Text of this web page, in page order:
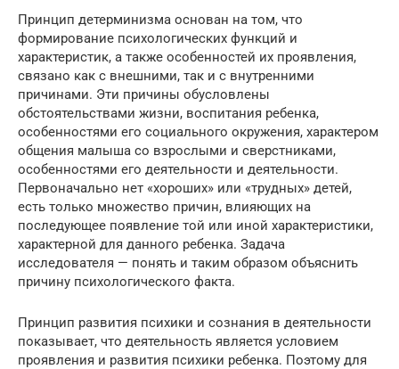
Принцип детерминизма основан на том, что
формирование психологических функций и
характеристик, а также особенностей их проявления,
связано как с внешними, так и с внутренними
причинами. Эти причины обусловлены
обстоятельствами жизни, воспитания ребенка,
особенностями его социального окружения, характером
общения малыша со взрослыми и сверстниками,
особенностями его деятельности и деятельности.
Первоначально нет «хороших» или «трудных» детей,
есть только множество причин, влияющих на
последующее появление той или иной характеристики,
характерной для данного ребенка. Задача
исследователя — понять и таким образом объяснить
причину психологического факта.
Принцип развития психики и сознания в деятельности
показывает, что деятельность является условием
проявления и развития психики ребенка. Поэтому для